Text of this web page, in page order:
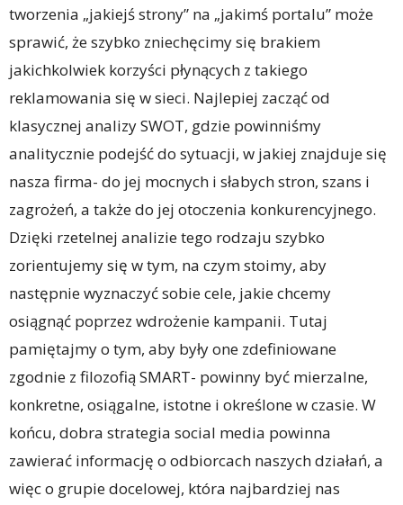
tworzenia „jakiejś strony” na „jakimś portalu” może
sprawić, że szybko zniechęcimy się brakiem
jakichkolwiek korzyści płynących z takiego
reklamowania się w sieci. Najlepiej zacząć od
klasycznej analizy SWOT, gdzie powinniśmy
analitycznie podejść do sytuacji, w jakiej znajduje się
nasza firma- do jej mocnych i słabych stron, szans i
zagrożeń, a także do jej otoczenia konkurencyjnego.
Dzięki rzetelnej analizie tego rodzaju szybko
zorientujemy się w tym, na czym stoimy, aby
następnie wyznaczyć sobie cele, jakie chcemy
osiągnąć poprzez wdrożenie kampanii. Tutaj
pamiętajmy o tym, aby były one zdefiniowane
zgodnie z filozofią SMART- powinny być mierzalne,
konkretne, osiągalne, istotne i określone w czasie. W
końcu, dobra strategia social media powinna
zawierać informację o odbiorcach naszych działań, a
więc o grupie docelowej, która najbardziej nas